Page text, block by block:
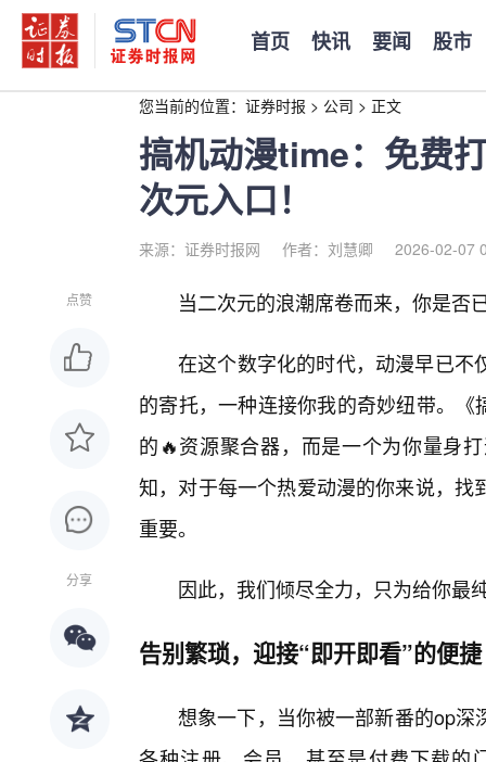
首页 快讯 要闻 股市
您当前的位置： 证券时报 > 公司 > 正文
搞机动漫time：免费
次元入口！
来源：证券时报网 作者：刘慧卿 2026-02-07
点赞
分享
当二次元的浪潮席卷而来，你是否
在这个数字化的时代，动漫早已不
的寄托，一种连接你我的奇妙纽带。
的🔥资源聚合器，而是一个为你量身
知，对于每一个热爱动漫的你来说，
重要。
因此，我们倾尽全力，只为给你最
告别繁琐，迎接“即开即看”的便捷
想象一下，当你被一部新番的op